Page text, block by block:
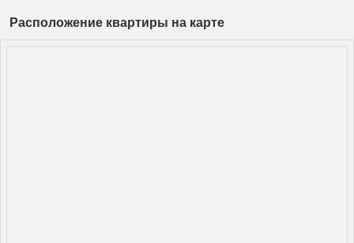
Расположение квартиры на карте